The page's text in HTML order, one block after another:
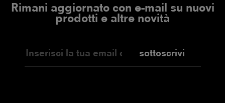
Rimani aggiornato con e-mail su nuovi
prodotti e altre novità
sottoscrivi